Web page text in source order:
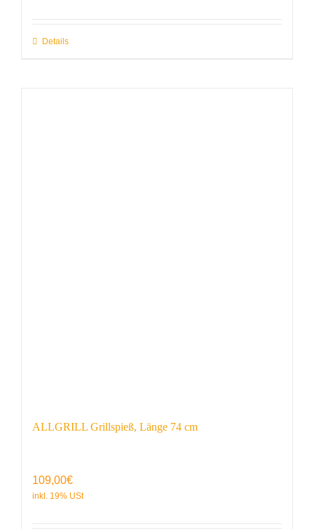
Details
ALLGRILL Grillspieß, Länge 74 cm
109,00€